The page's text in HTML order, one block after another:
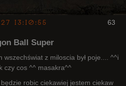
63
13:10:55
Ball Super
wszechświat z miloscia był poje.... ^^i
czy cos ^^ masakra^^
robic ciekawiej jestem ciekaw